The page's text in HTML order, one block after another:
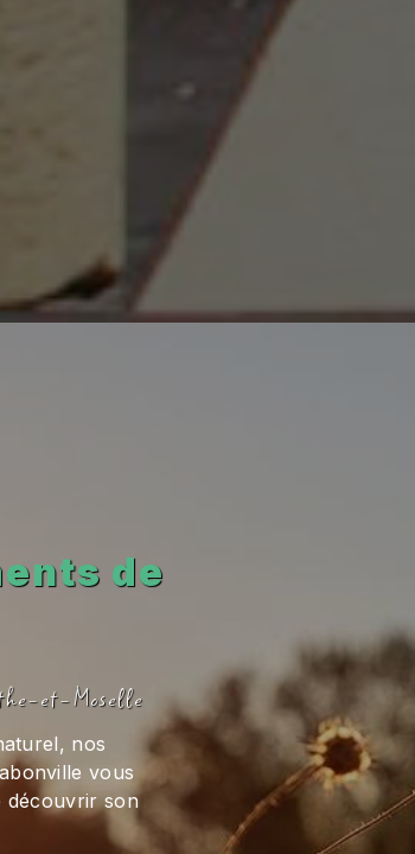
de
et-Moselle
nos
vous
découvrir son